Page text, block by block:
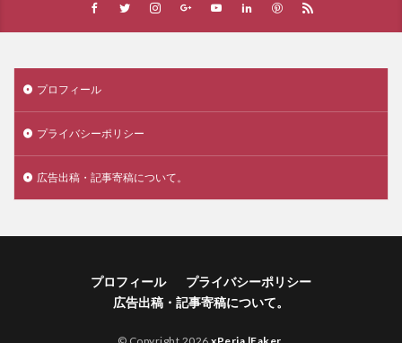
プロフィール
プライバシーポリシー
広告出稿・記事寄稿について。
プロフィール
プライバシーポリシー
広告出稿・記事寄稿について。